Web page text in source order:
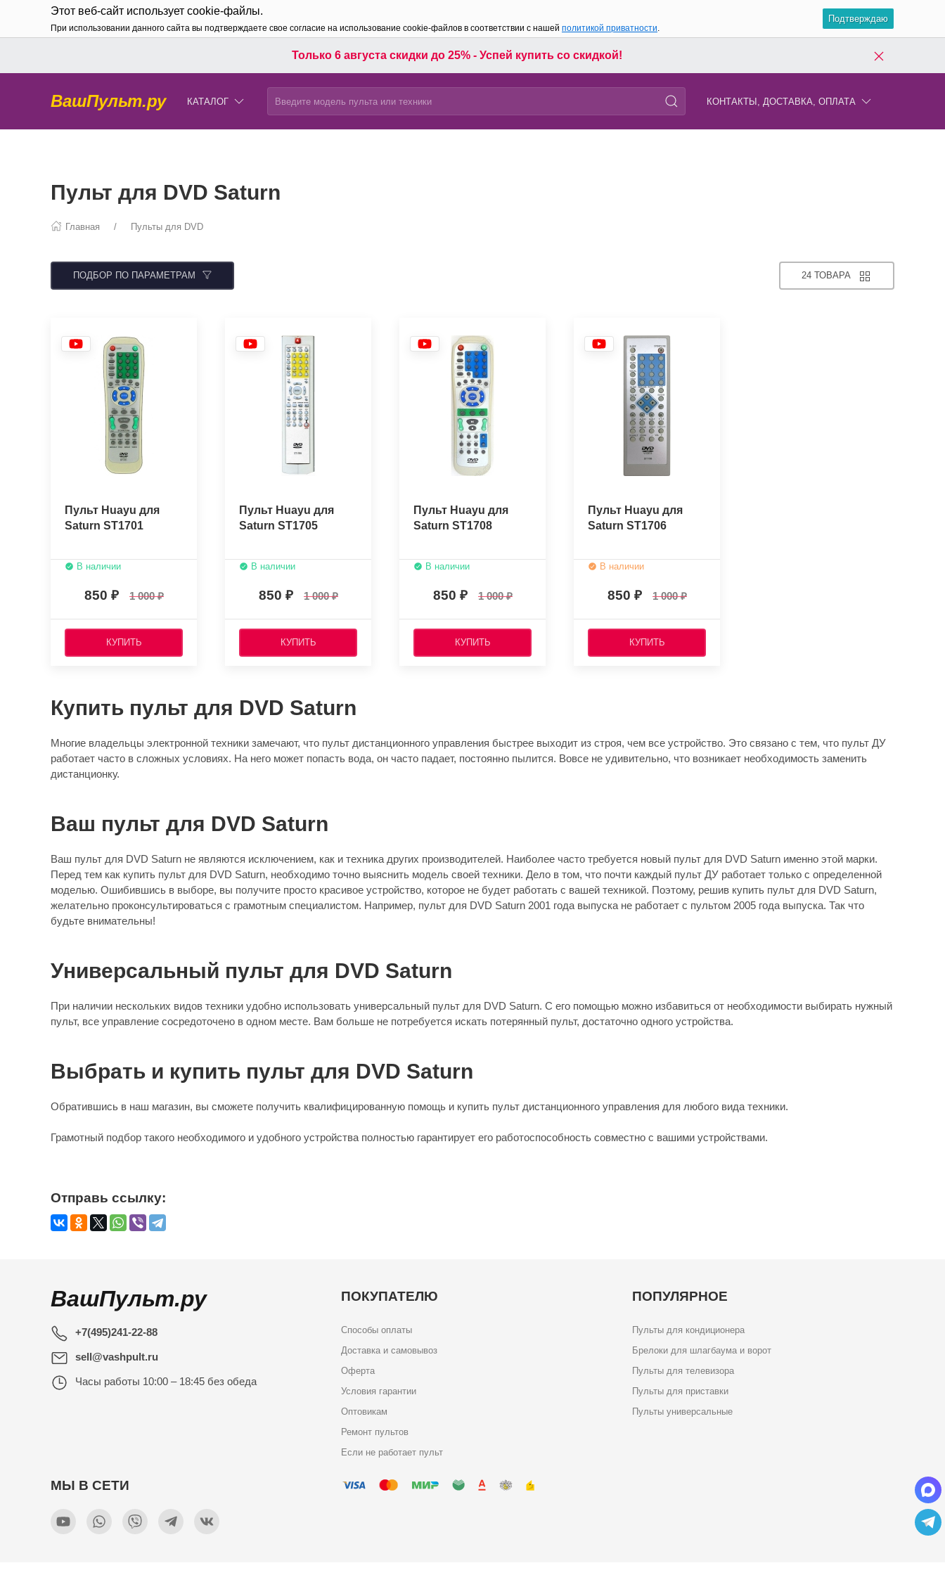
Этот веб-сайт использует cookie-файлы.
При использовании данного сайта вы подтверждаете свое согласие на использование cookie-файлов в соответствии с нашей политикой приватности.
Подтверждаю
Только 6 августа скидки до 25% - Успей купить со скидкой!
ВашПульт.ру КАТАЛОГ КОНТАКТЫ, ДОСТАВКА, ОПЛАТА
Пульт для DVD Saturn
Главная Пульты для DVD
ПОДБОР ПО ПАРАМЕТРАМ 24 ТОВАРА
Пульт Huayu для
Saturn ST1701
В наличии
850 1 000
КУПИТЬ
Пульт Huayu для
Saturn ST1705
В наличии
850 1 000
КУПИТЬ
Пульт Huayu для
Saturn ST1708
В наличии
850 1 000
КУПИТЬ
Пульт Huayu для
Saturn ST1706
В наличии
850 1 000
КУПИТЬ
Купить пульт для DVD Saturn
Многие владельцы электронной техники замечают, что пульт дистанционного управления быстрее выходит из строя, чем все устройство. Это связано с тем, что пульт ДУ
работает часто в сложных условиях. На него может попасть вода, он часто падает, постоянно пылится. Вовсе не удивительно, что возникает необходимость заменить
дистанционку.
Ваш пульт для DVD Saturn
Ваш пульт для DVD Saturn не являются исключением, как и техника других производителей. Наиболее часто требуется новый пульт для DVD Saturn именно этой марки.
Перед тем как купить пульт для DVD Saturn, необходимо точно выяснить модель своей техники. Дело в том, что почти каждый пульт ДУ работает только с определенной
моделью. Ошибившись в выборе, вы получите просто красивое устройство, которое не будет работать с вашей техникой. Поэтому, решив купить пульт для DVD Saturn,
желательно проконсультироваться с грамотным специалистом. Например, пульт для DVD Saturn 2001 года выпуска не работает с пультом 2005 года выпуска. Так что
будьте внимательны!
Универсальный пульт для DVD Saturn
При наличии нескольких видов техники удобно использовать универсальный пульт для DVD Saturn. С его помощью можно избавиться от необходимости выбирать нужный
пульт, все управление сосредоточено в одном месте. Вам больше не потребуется искать потерянный пульт, достаточно одного устройства.
Выбрать и купить пульт для DVD Saturn
Обратившись в наш магазин, вы сможете получить квалифицированную помощь и купить пульт дистанционного управления для любого вида техники.
Грамотный подбор такого необходимого и удобного устройства полностью гарантирует его работоспособность совместно с вашими устройствами.
Отправь ссылку:
ВашПульт.ру
+7(495)241-22-88
sell@vashpult.ru
Часы работы 10:00 – 18:45 без обеда
ПОКУПАТЕЛЮ
Способы оплаты
Доставка и самовывоз
Оферта
Условия гарантии
Оптовикам
Ремонт пультов
Если не работает пульт
ПОПУЛЯРНОЕ
Пульты для кондиционера
Брелоки для шлагбаума и ворот
Пульты для телевизора
Пульты для приставки
Пульты универсальные
МЫ В СЕТИ